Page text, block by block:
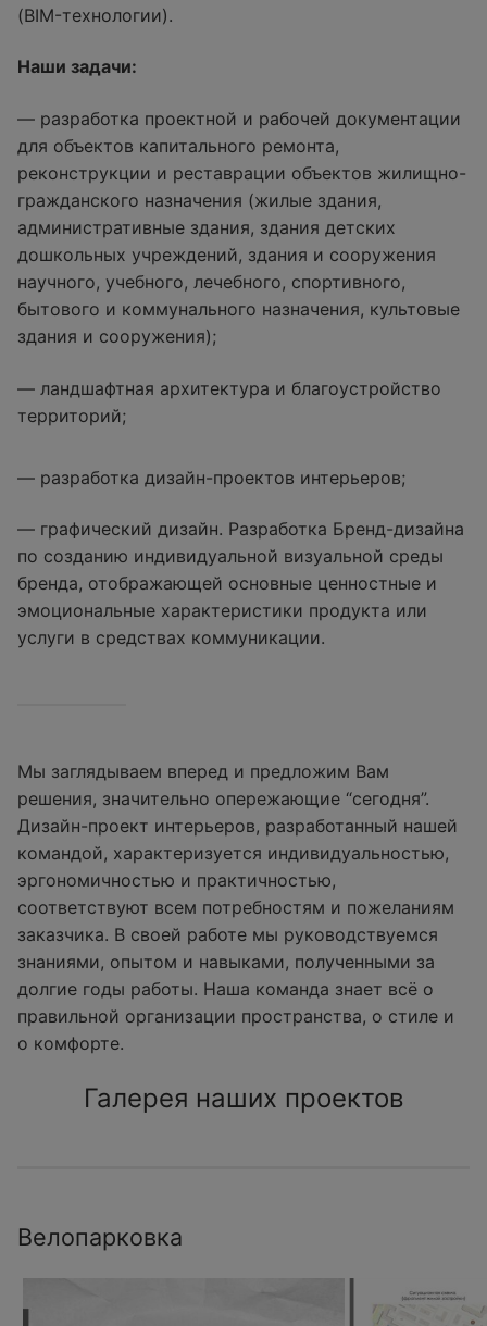
(BIM-технологии).
Наши задачи:
— разработка проектной и рабочей документации
для объектов капитального ремонта,
реконструкции и реставрации объектов жилищно-
гражданского назначения (жилые здания,
административные здания, здания детских
дошкольных учреждений, здания и сооружения
научного, учебного, лечебного, спортивного,
бытового и коммунального назначения, культовые
здания и сооружения);
— ландшафтная архитектура и благоустройство
территорий;
— разработка дизайн-проектов интерьеров;
— графический дизайн. Разработка Бренд-дизайна
по созданию индивидуальной визуальной среды
бренда, отображающей основные ценностные и
эмоциональные характеристики продукта или
услуги в средствах коммуникации.
Мы заглядываем вперед и предложим Вам
решения, значительно опережающие “сегодня”.
Дизайн-проект интерьеров, разработанный нашей
командой, характеризуется индивидуальностью,
эргономичностью и практичностью,
соответствуют всем потребностям и пожеланиям
заказчика. В своей работе мы руководствуемся
знаниями, опытом и навыками, полученными за
долгие годы работы. Наша команда знает всё о
правильной организации пространства, о стиле и
о комфорте.
Галерея наших проектов
Велопарковка